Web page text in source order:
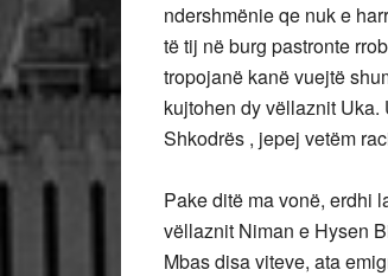
ndershmënie qe nuk e
të tij në burg pastronte
tropojanë kanë vuejtë
kujtohen dy vëllaznit
Shkodrës , jepej vetëm
Pake ditë ma vonë, erdhi
vëllaznit Niman e Hysen
Mbas disa viteve, ata